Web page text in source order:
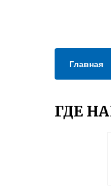
Главная
ГДЕ